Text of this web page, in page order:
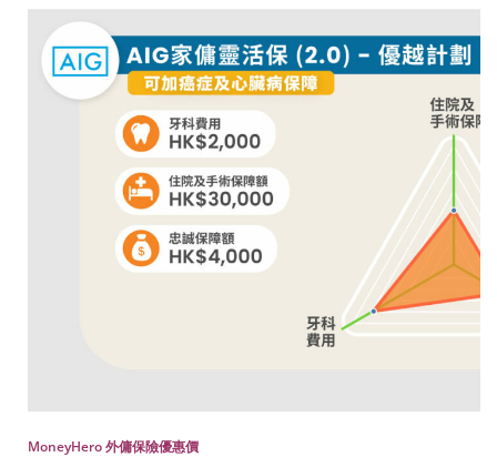
MoneyHero 外傭保險優惠價